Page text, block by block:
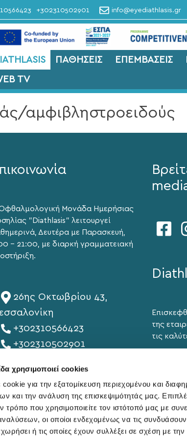
χρησιμοποιεί cookies
για την εξατομίκευση περιεχομένου και
και την ανάλυση της επισκεψιμότητάς μας.
τρόπο που χρησιμοποιείτε τον ιστότοπό μας με
οι οποίοι ενδεχομένως να τις
ή τις οποίες έχουν συλλέξει σε σχέση με
+302310502901 info@eyediathlasis.gr
ΠΑΘΗΣΕΙΣ ΕΠΕΜΒΑΣΕΙΣ
TV
αμφιβληστροειδούς
Μονάδα Ημερήσιας
"Diathlasis" λειτουργεί
Δευτέρα με Παρασκευή,
– 21:00, με διαρκή γραμματειακή
26ης Οκτωβρίου 43,
+302310566423
+302310502901
της
τις